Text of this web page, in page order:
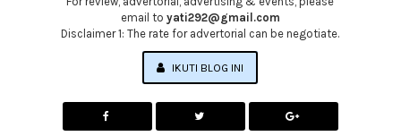
email to yati292@gmail.com
Disclaimer 1: The rate for advertorial can be negotiate.
IKUTI BLOG INI